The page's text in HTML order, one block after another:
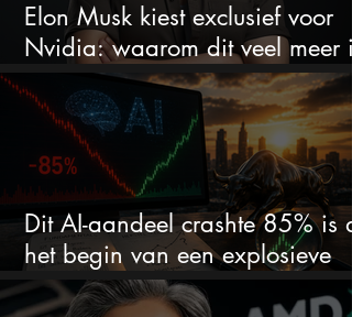
Elon Musk kiest exclusief voor
Nvidia: waarom dit veel meer is
dan één grote GPU-order
Dit AI-aandeel crashte 85% is
het begin van een explosieve
comeback?